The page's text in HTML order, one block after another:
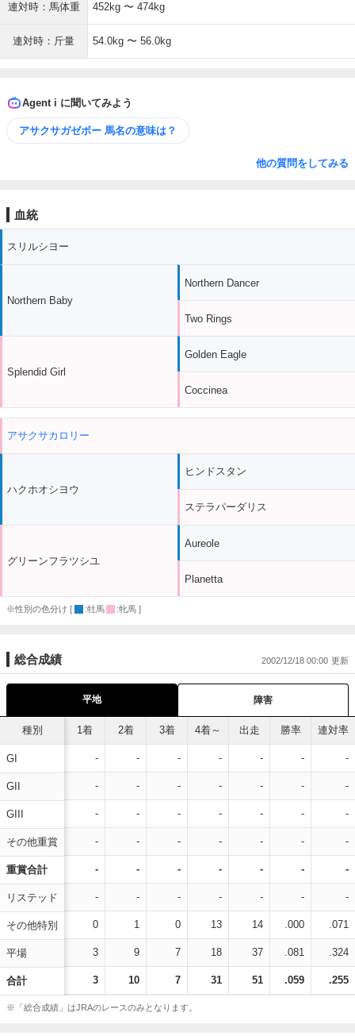
連対時：馬体重 452kg 〜 474kg
連対時：斤量 54.0kg 〜 56.0kg
Agent i に聞いてみよう
アサクサガゼボー 馬名の意味は？
他の質問をしてみる
血統
スリルシヨー
Northern Baby
Splendid Girl
Northern Dancer
Two Rings
Golden Eagle
Coccinea
アサクサカロリー
ハクホオシヨウ
グリーンフラツシユ
ヒンドスタン
ステラパーダリス
Aureole
Planetta
※性別の色分け [ :牡馬 :牝馬 ]
総合成績 2002/12/18 00:00
平地 障害
種別
GI
GII
GIII
その他重賞
重賞合計
リステッド
その他特別
平場
合計
1着 2着 3着 4着～ 出走 勝率 連対率
- - - - - - -
- - - - - - -
- - - - - - -
- - - - - - -
- - - - - - -
- - - - - - -
0 1 0 13 14 .000 .071
3 9 7 18 37 .081 .324
3 10 7 31 51 .059 .255
※「総合成績」はJRAのレースのみとなります。